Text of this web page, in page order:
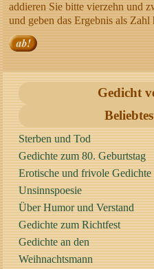
addieren Sie bitte vierzehn und
und geben das Ergebnis als Zahl
Gedicht
Sterben und Tod
Gedichte zum 80. Geburtstag
Erotische und frivole Gedichte
Unsinnspoesie
Über Humor und Verstand
Gedichte zum Richtfest
Gedichte an den
Weihnachtsmann